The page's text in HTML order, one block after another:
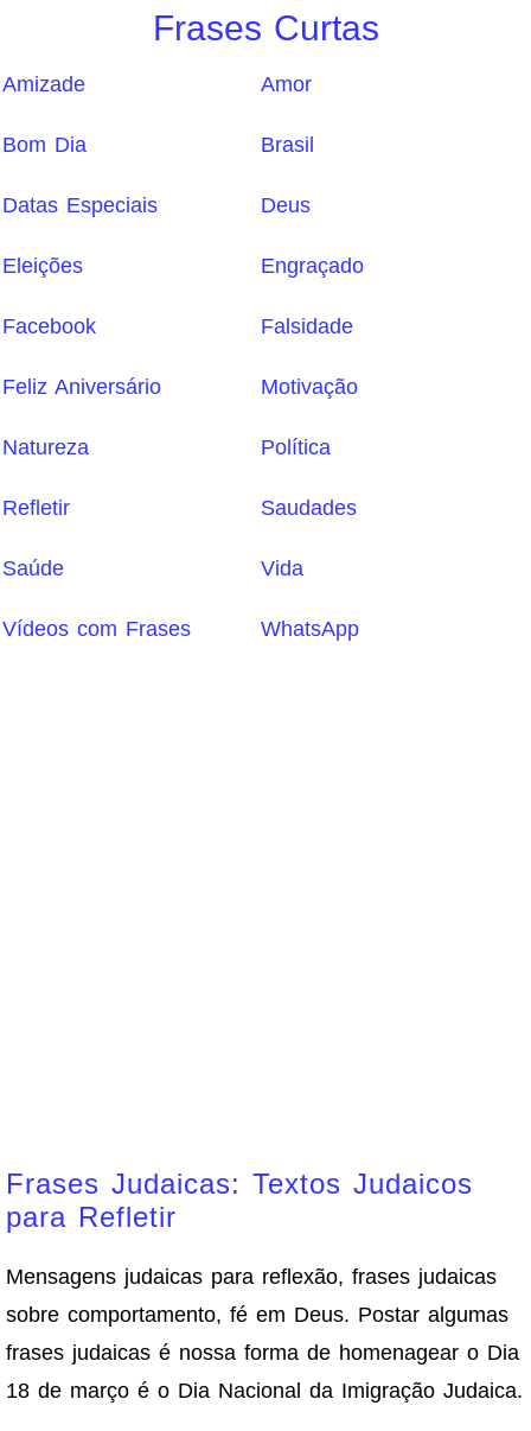
Frases Curtas
Amizade Amor
Bom Dia Brasil
Datas Especiais Deus
Eleições Engraçado
Facebook Falsidade
Feliz Aniversário Motivação
Natureza Política
Refletir Saudades
Saúde Vida
Vídeos com Frases WhatsApp
Frases Judaicas: Textos Judaicos
para Refletir
Mensagens judaicas para reflexão, frases judaicas
sobre comportamento, fé em Deus. Postar algumas
frases judaicas é nossa forma de homenagear o Dia
18 de março é o Dia Nacional da Imigração Judaica.